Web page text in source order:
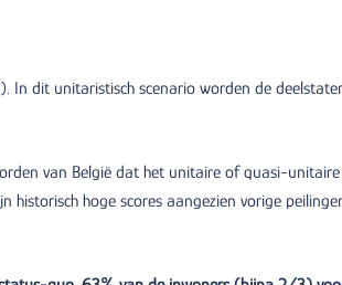
In dit unitaristisch scenario worden de
van België dat het unitaire of quasi-unitaire
historisch hoge scores aangezien vorige